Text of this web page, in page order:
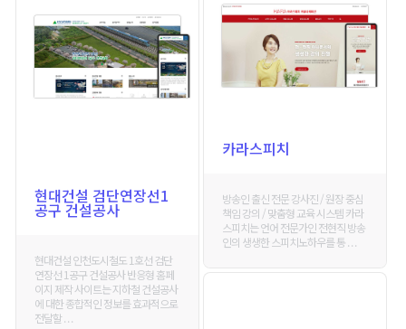
현대건설 검단연장선1
공구 건설공사
현대건설 인천도시철도 1호선 검단
연장선 1공구 건설공사 반응형 홈페
이지 제작 사이트는 지하철 건설공사
에 대한 종합적인 정보를 효과적으로
전달할 . . .
카라스피치
방송인 출신 전문 강사진 / 원장 중심
책임 강의 / 맞춤형 교육 시스템 카라
스피치는 언어 전문가인 전현직 방송
인의 생생한 스피치노하우를 통 . . .